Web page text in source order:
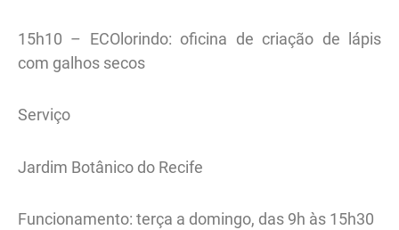
15h10 – ECOlorindo: oficina de criação de lápis
com galhos secos
Serviço
Jardim Botânico do Recife
Funcionamento: terça a domingo, das 9h às 15h30